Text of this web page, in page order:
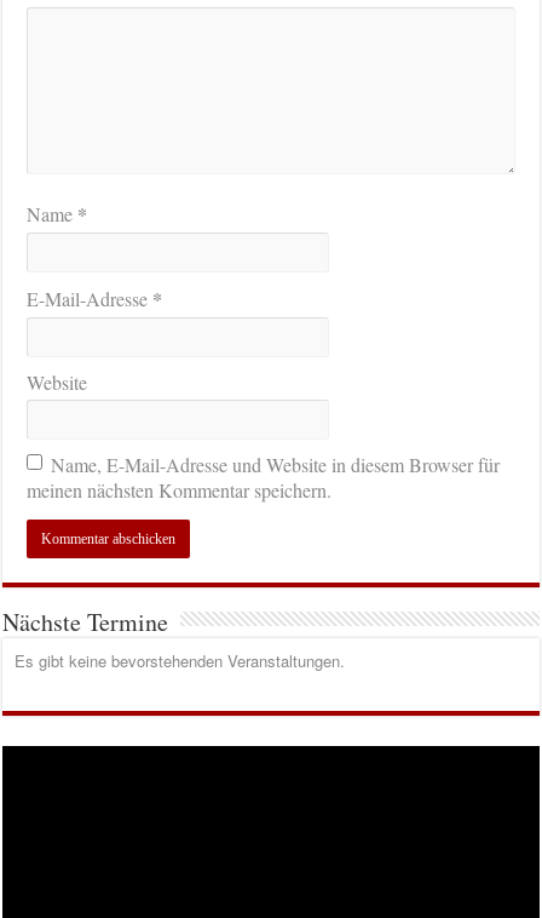
Name *
E-Mail-Adresse *
Website
Name, E-Mail-Adresse und Website in diesem Browser für
meinen nächsten Kommentar speichern.
Nächste Termine
Es gibt keine bevorstehenden Veranstaltungen.